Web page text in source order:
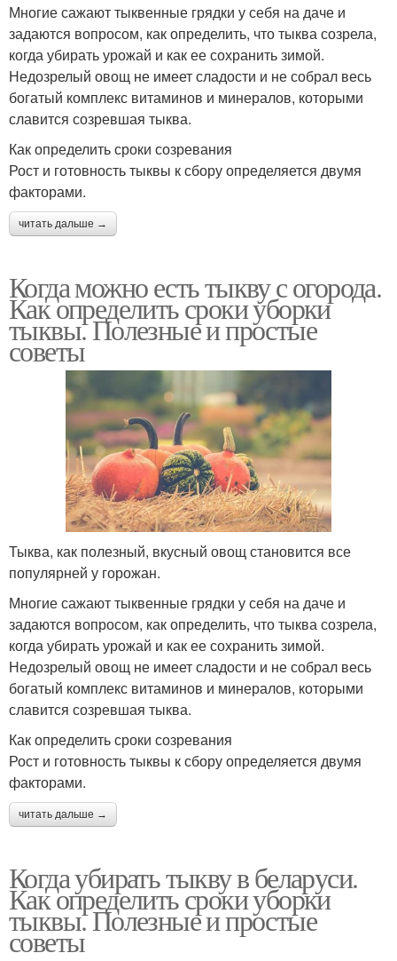
Многие сажают тыквенные грядки у себя на даче и
задаются вопросом, как определить, что тыква созрела,
когда убирать урожай и как ее сохранить зимой.
Недозрелый овощ не имеет сладости и не собрал весь
богатый комплекс витаминов и минералов, которыми
славится созревшая тыква.
Как определить сроки созревания
Рост и готовность тыквы к сбору определяется двумя
факторами.
читать дальше →
Когда можно есть тыкву с огорода.
Как определить сроки уборки
тыквы. Полезные и простые
советы
Тыква, как полезный, вкусный овощ становится все
популярней у горожан.
Многие сажают тыквенные грядки у себя на даче и
задаются вопросом, как определить, что тыква созрела,
когда убирать урожай и как ее сохранить зимой.
Недозрелый овощ не имеет сладости и не собрал весь
богатый комплекс витаминов и минералов, которыми
славится созревшая тыква.
Как определить сроки созревания
Рост и готовность тыквы к сбору определяется двумя
факторами.
читать дальше →
Когда убирать тыкву в беларуси.
Как определить сроки уборки
тыквы. Полезные и простые
советы